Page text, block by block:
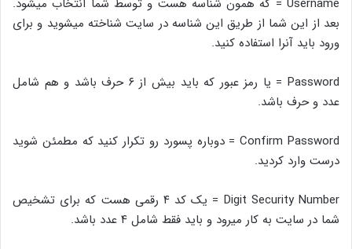
Username = که همون شناسه هست و توسط شما انتخاب میشود.
بعد از این شما از طریق این شناسه در سایت شناخته میشوید و برای
ورود باید آنرا استفاده کنید.
Password = یا رمز عبور که باید بیش از ۶ حرف باشد و هم شامل
عدد و حرف باشد.
Confirm Password = دوباره پسورد رو تکرار کنید که مطمئن شوید
درست وارد کرد‌ید.
Digit Security Number = یک کد ۴ رقمی هست که برای تشخیص
شما در سایت به کار میرود و باید فقط شامل ۴ عدد باشد.